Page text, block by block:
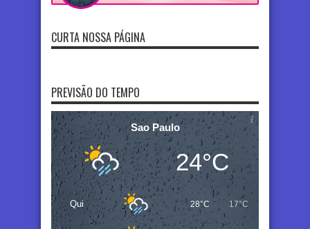
CURTA NOSSA PÁGINA
PREVISÃO DO TEMPO
Sao Paulo
24°C
Qui 28°C 17°C